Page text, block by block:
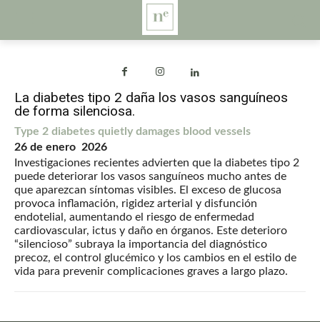
La diabetes tipo 2 daña los vasos sanguíneos
de forma silenciosa.
Type 2 diabetes quietly damages blood vessels
26 de enero 2026
Investigaciones recientes advierten que la diabetes tipo 2
puede deteriorar los vasos sanguíneos mucho antes de
que aparezcan síntomas visibles. El exceso de glucosa
provoca inflamación, rigidez arterial y disfunción
endotelial, aumentando el riesgo de enfermedad
cardiovascular, ictus y daño en órganos. Este deterioro
“silencioso” subraya la importancia del diagnóstico
precoz, el control glucémico y los cambios en el estilo de
vida para prevenir complicaciones graves a largo plazo.